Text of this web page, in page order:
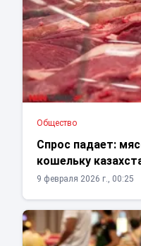
Общество
Спрос падает:
кошельку
9 февраля 2026 г., 00:25